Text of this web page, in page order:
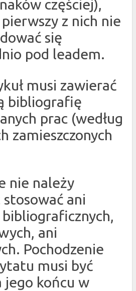
częściej),
z nich nie
się
pod leadem.
musi zawierać
bibliografię
prac (według
zamieszczonych
nie należy
ani
ani
Pochodzenie
musi być
jego końcu w